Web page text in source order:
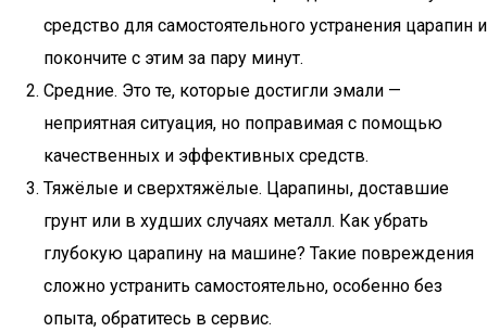
средство для самостоятельного устранения царапин и
покончите с этим за пару минут.
Средние. Это те, которые достигли эмали —
неприятная ситуация, но поправимая с помощью
качественных и эффективных средств.
Тяжёлые и сверхтяжёлые. Царапины, доставшие
грунт или в худших случаях металл. Как убрать
глубокую царапину на машине? Такие повреждения
сложно устранить самостоятельно, особенно без
опыта, обратитесь в сервис.